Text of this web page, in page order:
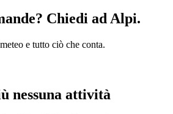
Chiedi ad Alpi.
e tutto ciò che conta.
nessuna attività